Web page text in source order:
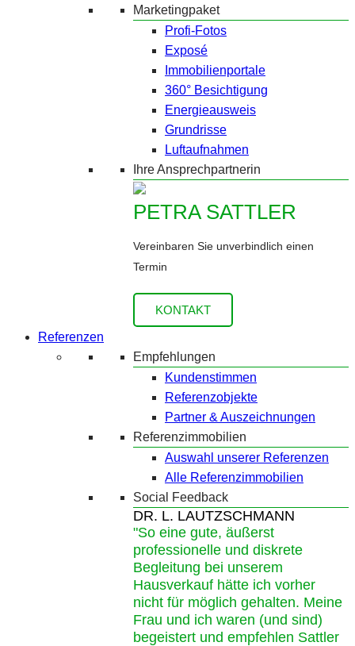
Marketingpaket
Profi-Fotos
Exposé
Immobilienportale
360° Besichtigung
Energieausweis
Grundrisse
Luftaufnahmen
Ihre Ansprechpartnerin
PETRA SATTLER
Vereinbaren Sie unverbindlich einen
Termin
KONTAKT
Referenzen
Empfehlungen
Kundenstimmen
Referenzobjekte
Partner & Auszeichnungen
Referenzimmobilien
Auswahl unserer Referenzen
Alle Referenzimmobilien
Social Feedback
DR. L. LAUTZSCHMANN
"So eine gute, äußerst
professionelle und diskrete
Begleitung bei unserem
Hausverkauf hätte ich vorher
nicht für möglich gehalten. Meine
Frau und ich waren (und sind)
begeistert und empfehlen Sattler